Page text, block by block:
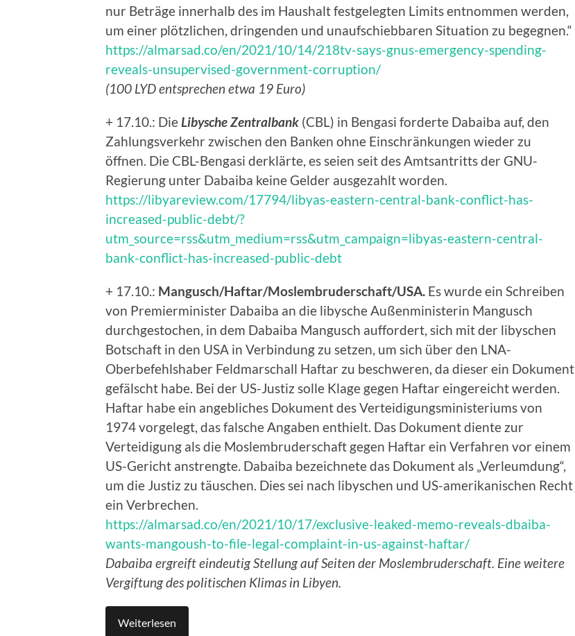
nur Beträge innerhalb des im Haushalt festgelegten Limits entnommen werden,
um einer plötzlichen, dringenden und unaufschiebbaren Situation zu begegnen.“
https://almarsad.co/en/2021/10/14/218tv-says-gnus-emergency-spending-
reveals-unsupervised-government-corruption/
(100 LYD entsprechen etwa 19 Euro)
+ 17.10.: DieLibysche Zentralbank (CBL) in Bengasi forderte Dabaiba auf, den
Zahlungsverkehr zwischen den Banken ohne Einschränkungen wieder zu
öffnen. Die CBL-Bengasi derklärte, es seien seit des Amtsantritts der GNU-
Regierung unter Dabaiba keine Gelder ausgezahlt worden.
https://libyareview.com/17794/libyas-eastern-central-bank-conflict-has-
increased-public-debt/?
utm_source=rss&utm_medium=rss&utm_campaign=libyas-eastern-central-
bank-conflict-has-increased-public-debt
+ 17.10.: Mangusch/Haftar/Moslembruderschaft/USA. Es wurde ein Schreiben
von Premierminister Dabaiba an die libysche Außenministerin Mangusch
durchgestochen, in dem Dabaiba Mangusch auffordert, sich mit der libyschen
Botschaft in den USA in Verbindung zu setzen, um sich über den LNA-
Oberbefehlshaber Feldmarschall Haftar zu beschweren, da dieser ein Dokument
gefälscht habe. Bei der US-Justiz solle Klage gegen Haftar eingereicht werden.
Haftar habe ein angebliches Dokument des Verteidigungsministeriums von
1974 vorgelegt, das falsche Angaben enthielt. Das Dokument diente zur
Verteidigung als die Moslembruderschaft gegen Haftar ein Verfahren vor einem
US-Gericht anstrengte. Dabaiba bezeichnete das Dokument als „Verleumdung“,
um die Justiz zu täuschen. Dies sei nach libyschen und US-amerikanischen Recht
ein Verbrechen.
https://almarsad.co/en/2021/10/17/exclusive-leaked-memo-reveals-dbaiba-
wants-mangoush-to-file-legal-complaint-in-us-against-haftar/
Dabaiba ergreift eindeutig Stellung auf Seiten der Moslembruderschaft. Eine weitere
Vergiftung des politischen Klimas in Libyen.
Weiterlesen